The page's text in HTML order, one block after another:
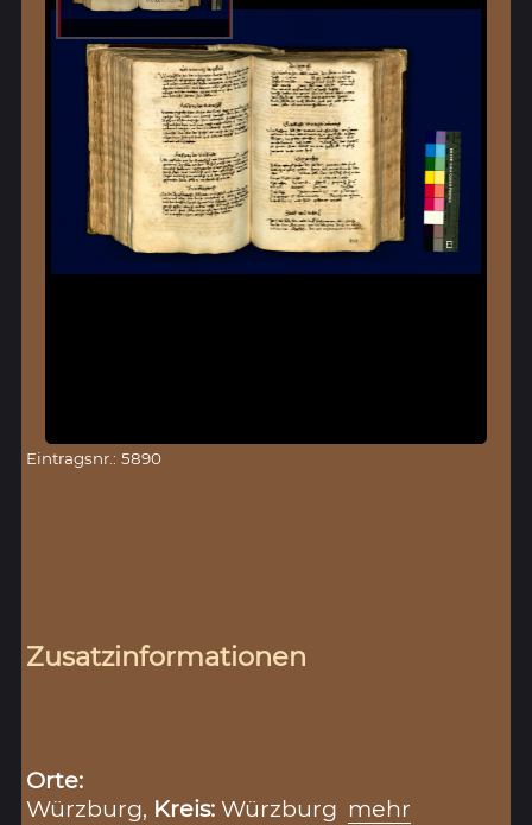
Eintragsnr.: 5890
Zusatzinformationen
Orte:
Würzburg, Kreis:Würzburg mehr